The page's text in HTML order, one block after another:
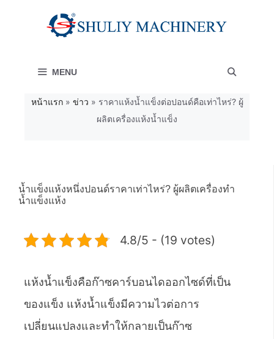
MENU
หน้าแรก» ข่าว » ราคาแห้งน้ำแข็งต่อปอนด์คือเท่าไหร่? ผู้
ผลิตเครื่องแห้งน้ำแข็ง
น้ำแข็งแห้งหนึ่งปอนด์ราคาเท่าไหร่? ผู้ผลิตเครื่องทำ
น้ำแข็งแห้ง
4.8/5 - (19 votes)
แห้งน้ำแข็งคือก๊าซคาร์บอนไดออกไซด์ที่เป็น
ของแข็ง แห้งน้ำแข็งมีความไวต่อการ
เปลี่ยนแปลงและทำให้กลายเป็นก๊าซ